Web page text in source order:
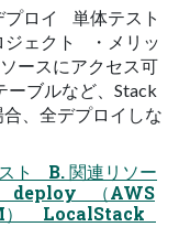
ロイ 単体テスト
ジェクト ・メリッ
ースにアクセス可
ーブルなど、Stack
、全デプロイしな
ト B. 関連リソー
deploy （AWS
） LocalStack